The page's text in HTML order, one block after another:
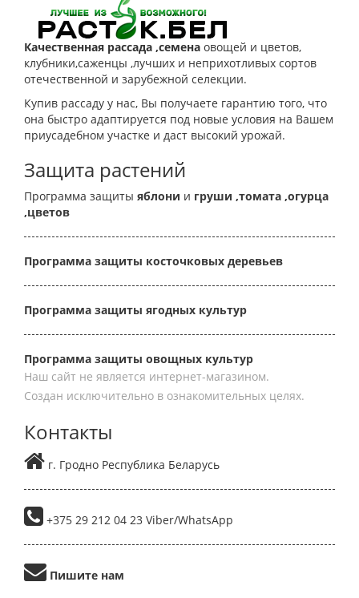
Качественная рассада ,семена овощей и цветов,
клубники,саженцы ,лучших и неприхотливых сортов
отечественной и зарубежной селекции.
Купив рассаду у нас, Вы получаете гарантию того, что
она быстро адаптируется под новые условия на Вашем
приусадебном участке и даст высокий урожай.
Защита растений
Программа защиты яблони и груши ,томата ,огурца
,цветов
Программа защиты косточковых деревьев
Программа защиты ягодных культур
Программа защиты овощных культур
Наш сайт не является интернет-магазином.
Создан исключительно в ознакомительных целях.
Контакты
г. Гродно Республика Беларусь
+375 29 212 04 23 Viber/WhatsApp
Пишите нам